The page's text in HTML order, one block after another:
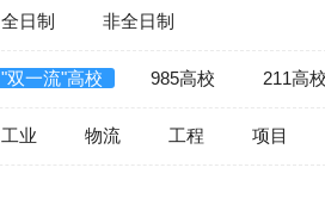
全日制 非全日制
"双一流"高校 985高校 211高
工业 物流 工程 项目